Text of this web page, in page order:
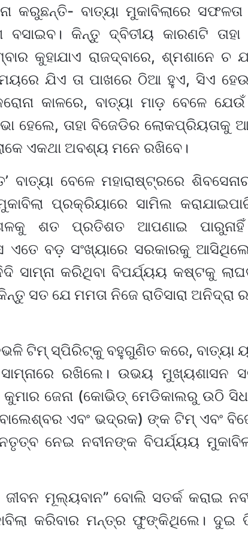
କରୁଛନ୍ତି- ବାତ୍ୟା ମୁକାବିଲାରେ ସଫଳତା
କିନ୍ତୁ ଦ୍ବିତୀୟ କାରଣଟି
କୁହାଯାଏ ରାଜଦ୍ବାରେ, ଶ୍ମଶାନେ
ଯିଏ ତା ପାଖରେ ଠିଆ ହୁଏ, ସିଏ
କାଳରେ, ବାତ୍ୟା ମାଡ଼ ବେଳେ
ହେଲେ, ତାହା ବିଜେଡିର ଲୋକପ୍ରିୟତାକୁ
ଏକଥା ଅବଶ୍ୟ ମନେ ରଖିବେ।
ବାତ୍ୟା ବେଳେ ମହାରାଷ୍ଟ୍ରରେ
ପ୍ରକ୍ରିୟାରେ ସାମିଲ
ଶତ ପ୍ରତିଶତ ଆପଣାଇ
ବଡ଼ ସଂଖ୍ୟାରେ ସରକାରକୁ
ଦିଦି ସାମ୍ନା କରିଥିବା ବିପର୍ଯ୍ୟୟ କଷ୍ଟକୁ
ସତ ଯେ ମମତା ନିଜେ ରାତିସାରା
ଟିମ୍ ସ୍ପିରିଟ୍‌କୁ ବହୁଗୁଣିତ କରେ, ବାତ୍ୟା
ରଖିଲେ। ଉଭୟ ମୁଖ୍ୟଶାସନ
ଜେନା (କୋଭିଡ୍ ମେଡିକାଲରୁ ଉଠି
ବାଲେଶ୍ବର ଏବଂ ଭଦ୍ରକ) ଙ୍କ ଟିମ୍ ଏବଂ
ନେଇ ନବୀନଙ୍କ ବିପର୍ଯ୍ୟୟ
ମୂଲ୍ୟବାନ” ବୋଲି ସତର୍କ କରାଇ
କରିବାର ମନ୍ତ୍ର ଫୁଙ୍କିଥିଲେ।